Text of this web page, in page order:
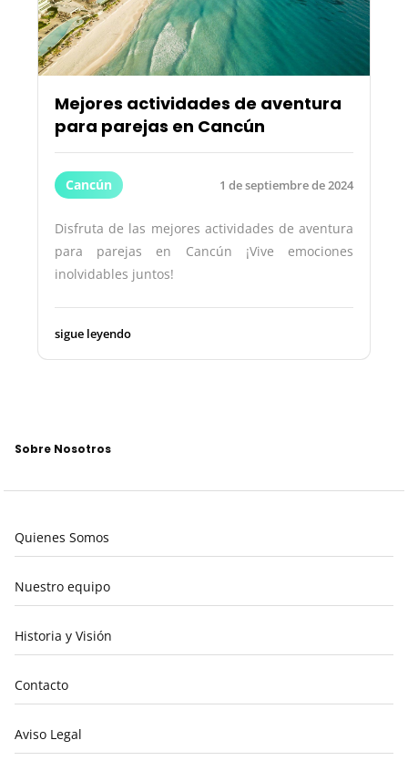
Mejores actividades de aventura
para parejas en Cancún
Cancún 1 de septiembre de 2024
Disfruta de las mejores actividades de aventura
para parejas en Cancún ¡Vive emociones
inolvidables juntos!
sigue leyendo
Sobre Nosotros
Quienes Somos
Nuestro equipo
Historia y Visión
Contacto
Aviso Legal